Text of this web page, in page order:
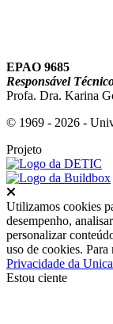
EPAO 9685
Responsável
Profa. Dra. Karina
© 1969 - 2026 -
Projeto
Utilizamos cookies
desempenho,
personalizar
uso de cookies.
Privacidade da
Estou ciente